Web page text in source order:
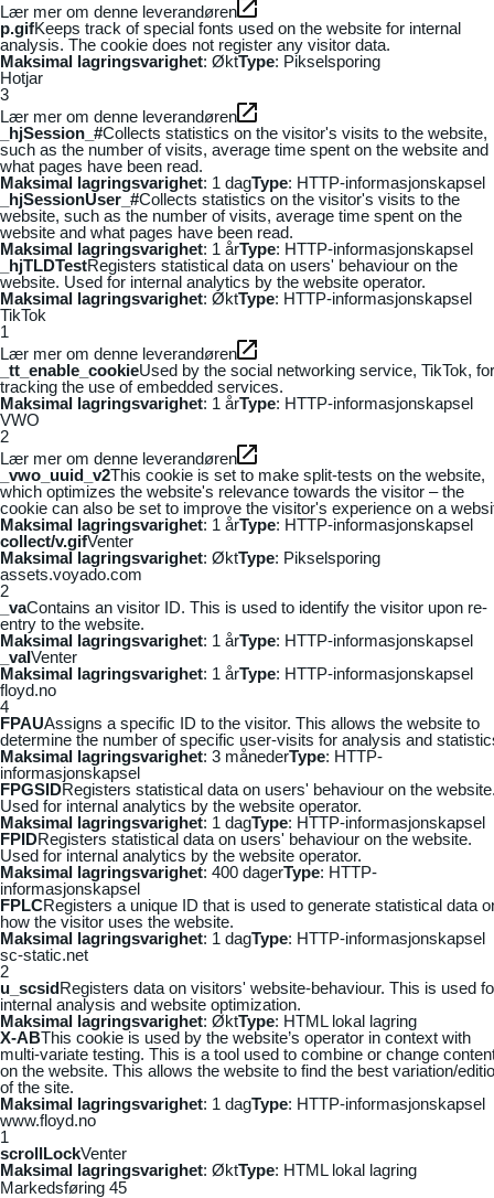
Lær mer om denne leverandøren
p.gifKeeps track of special fonts used on the website for internal
analysis. The cookie does not register any visitor data.
Maksimal lagringsvarighet: ØktType: Pikselsporing
Hotjar
3
Lær mer om denne leverandøren
_hjSession_#Collects statistics on the visitor's visits to the website,
such as the number of visits, average time spent on the website and
what pages have been read.
Maksimal lagringsvarighet: 1 dagType: HTTP-informasjonskapsel
_hjSessionUser_#Collects statistics on the visitor's visits to the
website, such as the number of visits, average time spent on the
website and what pages have been read.
Maksimal lagringsvarighet: 1 årType: HTTP-informasjonskapsel
_hjTLDTestRegisters statistical data on users' behaviour on the
website. Used for internal analytics by the website operator.
Maksimal lagringsvarighet: ØktType: HTTP-informasjonskapsel
TikTok
1
Lær mer om denne leverandøren
_tt_enable_cookieUsed by the social networking service, TikTok, for
tracking the use of embedded services.
Maksimal lagringsvarighet: 1 årType: HTTP-informasjonskapsel
VWO
2
Lær mer om denne leverandøren
_vwo_uuid_v2This cookie is set to make split-tests on the website,
which optimizes the website's relevance towards the visitor – the
cookie can also be set to improve the visitor's experience on a
Maksimal lagringsvarighet: 1 årType: HTTP-informasjonskapsel
collect/v.gifVenter
Maksimal lagringsvarighet: ØktType: Pikselsporing
assets.voyado.com
2
_vaContains an visitor ID. This is used to identify the visitor upon re-
entry to the website.
Maksimal lagringsvarighet: 1 årType: HTTP-informasjonskapsel
_vaIVenter
Maksimal lagringsvarighet: 1 årType: HTTP-informasjonskapsel
floyd.no
4
FPAUAssigns a specific ID to the visitor. This allows the website to
determine the number of specific user-visits for analysis and
Maksimal lagringsvarighet: 3 månederType: HTTP-
informasjonskapsel
FPGSIDRegisters statistical data on users' behaviour on the
Used for internal analytics by the website operator.
Maksimal lagringsvarighet: 1 dagType: HTTP-informasjonskapsel
FPIDRegisters statistical data on users' behaviour on the website.
Used for internal analytics by the website operator.
Maksimal lagringsvarighet: 400 dagerType: HTTP-
informasjonskapsel
FPLCRegisters a unique ID that is used to generate statistical data
how the visitor uses the website.
Maksimal lagringsvarighet: 1 dagType: HTTP-informasjonskapsel
sc-static.net
2
u_scsidRegisters data on visitors' website-behaviour. This is used
internal analysis and website optimization.
Maksimal lagringsvarighet: ØktType: HTML lokal lagring
X-ABThis cookie is used by the website’s operator in context with
multi-variate testing. This is a tool used to combine or change
on the website. This allows the website to find the best variation/
of the site.
Maksimal lagringsvarighet: 1 dagType: HTTP-informasjonskapsel
www.floyd.no
1
scrollLockVenter
Maksimal lagringsvarighet: ØktType: HTML lokal lagring
Markedsføring 45